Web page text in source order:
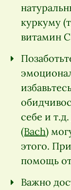
куркуму
витамин
себе и т.д.
(Bach)
этого.
помощь
Важно